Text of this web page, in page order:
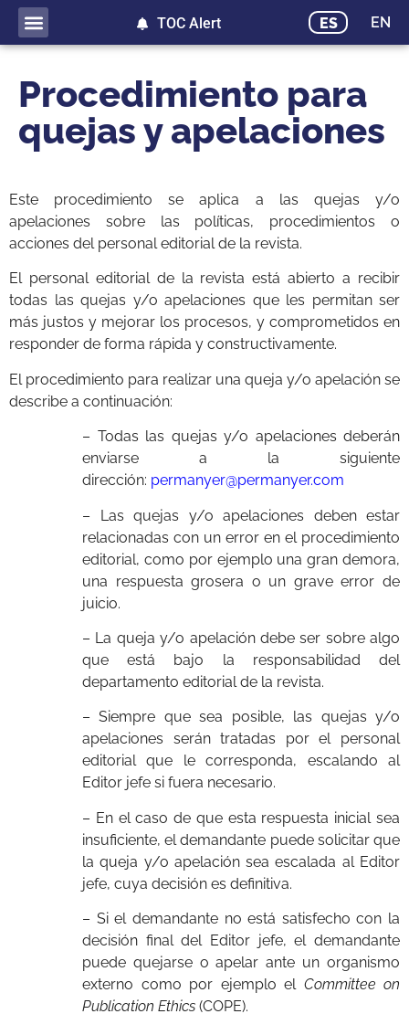
ES EN
TOC Alert
Procedimiento para
quejas y apelaciones
Este procedimiento se aplica a las quejas y/o
apelaciones sobre las políticas, procedimientos o
acciones del personal editorial de la revista.
El personal editorial de la revista está abierto a recibir
todas las quejas y/o apelaciones que les permitan ser
más justos y mejorar los procesos, y comprometidos en
responder de forma rápida y constructivamente.
El procedimiento para realizar una queja y/o apelación se
describe a continuación:
– Todas las quejas y/o apelaciones deberán
enviarse a la siguiente
dirección: permanyer@permanyer.com
– Las quejas y/o apelaciones deben estar
relacionadas con un error en el procedimiento
editorial, como por ejemplo una gran demora,
una respuesta grosera o un grave error de
juicio.
– La queja y/o apelación debe ser sobre algo
que está bajo la responsabilidad del
departamento editorial de la revista.
– Siempre que sea posible, las quejas y/o
apelaciones serán tratadas por el personal
editorial que le corresponda, escalando al
Editor jefe si fuera necesario.
– En el caso de que esta respuesta inicial sea
insuficiente, el demandante puede solicitar que
la queja y/o apelación sea escalada al Editor
jefe, cuya decisión es definitiva.
– Si el demandante no está satisfecho con la
decisión final del Editor jefe, el demandante
puede quejarse o apelar ante un organismo
externo como por ejemplo el Committee on
Publication Ethics (COPE).